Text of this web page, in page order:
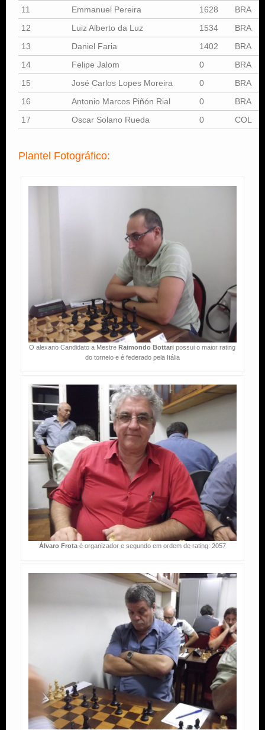
11
Emmanuel Pereira 1628 BRA
12
Luiz Alberto da Luz 1534 BRA
13
Daniel Faria 1402 BRA
14
Felipe Jalom 0 BRA
15
José Carlos Lopes Moreira 0 BRA
16
Antonio Marcos Piñón Rial 0 BRA
17
Oscar Solano Rueda 0 COL
Plantel Fotográfico:
O alexano Candidato a MestreRaimondo Bottari possui o maior rating
do torneio e é federado pela Itália
Álvaro Frotaé organizador e segundo em ordem de rating: 2057